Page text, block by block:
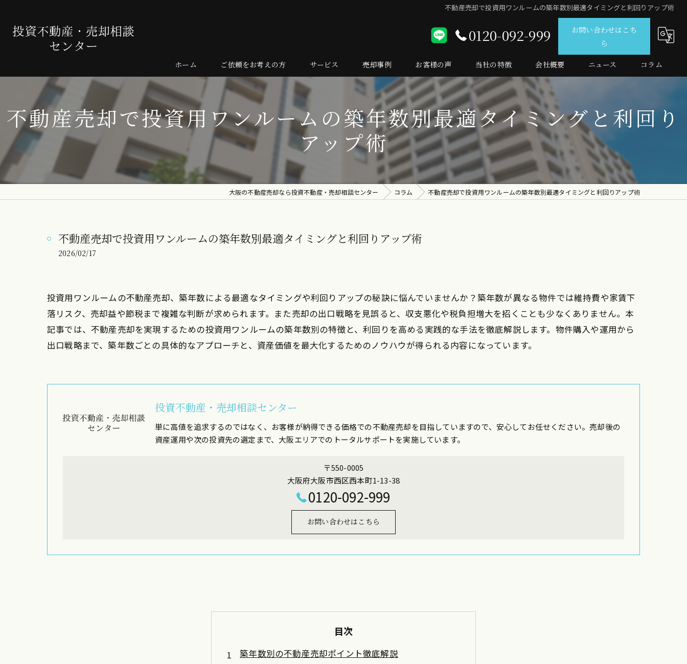
不動産売却で投資用ワンルームの築年数別最適タイミングと利回りアップ術
0120-092-999
お問い合わせはこち
ら
ホーム ご依頼をお考えの方
売却の流れ
よくある質問
サービス 売却事例 お客様の声 当社の特徴
仲介
査定
売買
マンション
投資
会社概要 ニュース コラム
不動産売却で投資用ワンルームの築年数別最適タイミングと利回り
アップ術
大阪の不動産売却なら投資不動産・売却相談センター コラム 不動産売却で投資用ワンルームの築年数別最適タイミングと利回りアップ術
不動産売却で投資用ワンルームの築年数別最適タイミングと利回りアップ術
2026/02/17
投資用ワンルームの不動産売却、築年数による最適なタイミングや利回りアップの秘訣に悩んでいませんか？築年数が異なる物件では維持費や家賃下
落リスク、売却益や節税まで複雑な判断が求められます。また売却の出口戦略を見誤ると、収支悪化や税負担増大を招くことも少なくありません。本
記事では、不動産売却を実現するための投資用ワンルームの築年数別の特徴と、利回りを高める実践的な手法を徹底解説します。物件購入や運用から
出口戦略まで、築年数ごとの具体的なアプローチと、資産価値を最大化するためのノウハウが得られる内容になっています。
投資不動産・売却相談センター
単に高値を追求するのではなく、お客様が納得できる価格での不動産売却を目指していますので、安心してお任せください。売却後の
資産運用や次の投資先の選定まで、大阪エリアでのトータルサポートを実施しています。
〒550-0005
大阪府大阪市西区西本町1-13-38
0120-092-999
お問い合わせはこちら
目次
築年数別の不動産売却ポイント徹底解説